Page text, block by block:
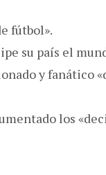
fútbol».
su país el
y fanático
los